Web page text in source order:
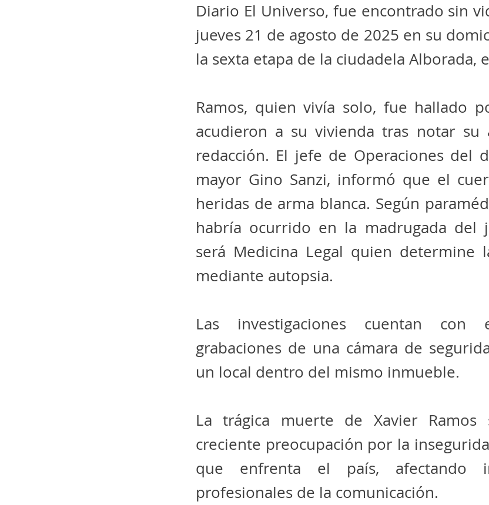
Diario El Universo, fue encontrado sin
jueves 21 de agosto de 2025 en su
la sexta etapa de la ciudadela Alborada,
Ramos, quien vivía solo, fue hallado
acudieron a su vivienda tras notar su
redacción. El jefe de Operaciones del
mayor Gino Sanzi, informó que el
heridas de arma blanca. Según
habría ocurrido en la madrugada del
será Medicina Legal quien determine
mediante autopsia.
Las investigaciones cuentan
grabaciones de una cámara de
un local dentro del mismo inmueble.
La trágica muerte de Xavier
creciente preocupación por la
que enfrenta el país, afectando
profesionales de la comunicación.